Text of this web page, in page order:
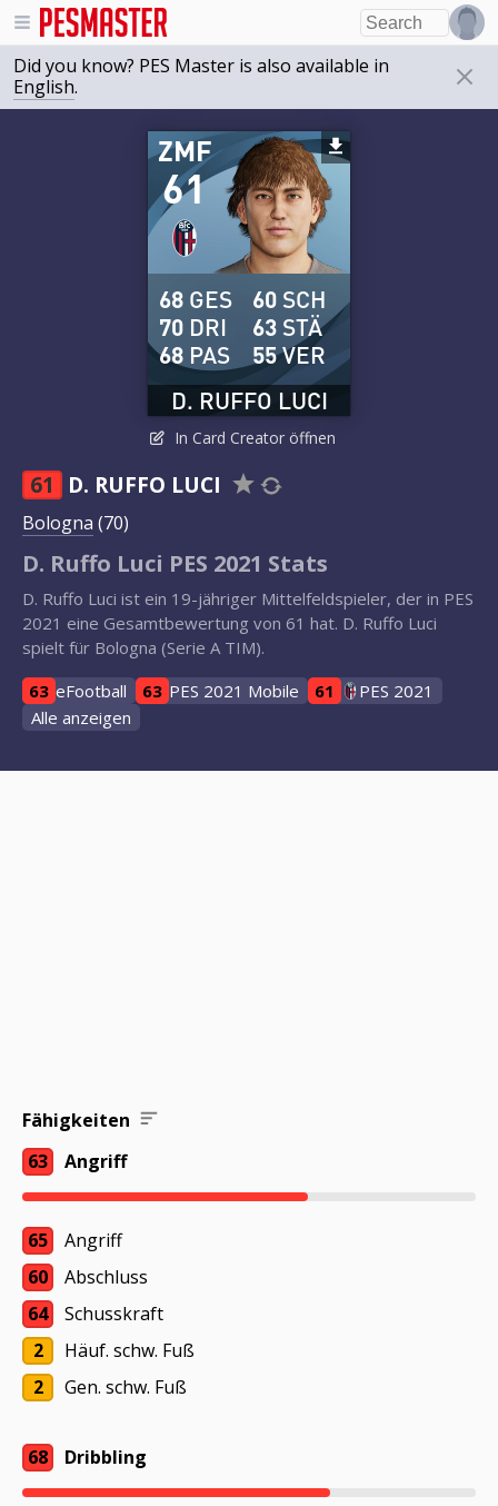
Did you know? PES Master is also available in
English.
61
ZMF
D. RUFFO LUCI
68 GES
70 DRI
68 PAS
60 SCH
63 STÄ
55VER
In Card Creator öffnen
61 D. RUFFO LUCI
Bologna (70)
D. Ruffo Luci PES 2021 Stats
D. Ruffo Luci ist ein 19-jähriger Mittelfeldspieler, der in PES
2021 eine Gesamtbewertung von 61 hat. D. Ruffo Luci
spielt für Bologna (Serie A TIM).
63 eFootball 63 PES 2021 Mobile 61
PES 2021
Alle anzeigen
Fähigkeiten
63
Angriff
65
Angriff
60
Abschluss
64
Schusskraft
2
Häuf. schw. Fuß
2
Gen. schw. Fuß
68 Dribbling